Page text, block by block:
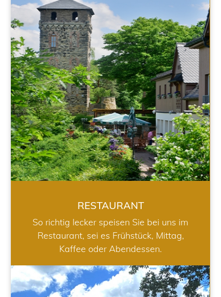
RESTAURANT
RESTAURANT
So richtig lecker speisen Sie bei uns im
Restaurant, sei es Frühstück, Mittag,
Kaffee oder Abendessen.